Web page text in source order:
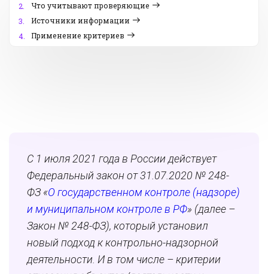
2.
Что учитывают проверяющие
3.
Источники информации
4.
Применение критериев
С 1 июля 2021 года в России действует
Федеральный закон от 31.07.2020 № 248-
ФЗ «О государственном контроле (надзоре)
и муниципальном контроле в РФ» (далее –
Закон № 248-ФЗ), который установил
новый подход к контрольно-надзорной
деятельности. И в том числе – критерии